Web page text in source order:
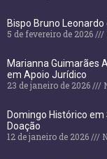
Bispo Bruno
5 de fevereiro de 2026
Marianna Guimarães
em Apoio Jurídico
23 de janeiro de 2026
Domingo Histórico
Doação
12 de janeiro de 2026